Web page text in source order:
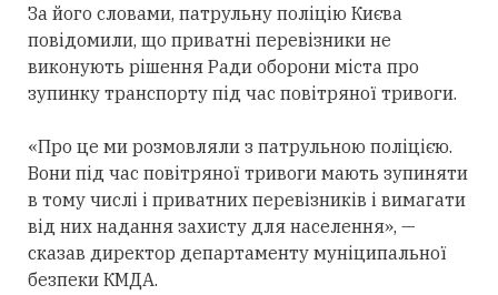
За його словами, патрульну поліцію Києва
повідомили, що приватні перевізники не
виконують рішення Ради оборони міста про
зупинку транспорту під час повітряної тривоги.
«Про це ми розмовляли з патрульною поліцією.
Вони під час повітряної тривоги мають зупиняти
в тому числі і приватних перевізників і вимагати
від них надання захисту для населення», —
сказав директор департаменту муніципальної
безпеки КМДА.